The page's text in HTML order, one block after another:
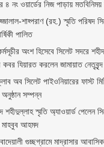
৪ নং ওয়ার্ডের নিজ পাড়ায়
শাহ্পরাণ (রহ.) স্মৃতি পরিষদ
পালিত
অংশ হিসেবে সিলেট সদরে
যিয়ারত করলেন জামায়াত নেতৃবৃন্দ
অব সিলেট পাইওনিয়ারের ফাস্ট
অনুষ্ঠান সম্পন্ন
শহীদুল্লাহ স্মৃতি অ্যাওয়ার্ড পেলেন
মাহবুব আহমদ
গুচ্ছগ্রামে মাদ্রাসার